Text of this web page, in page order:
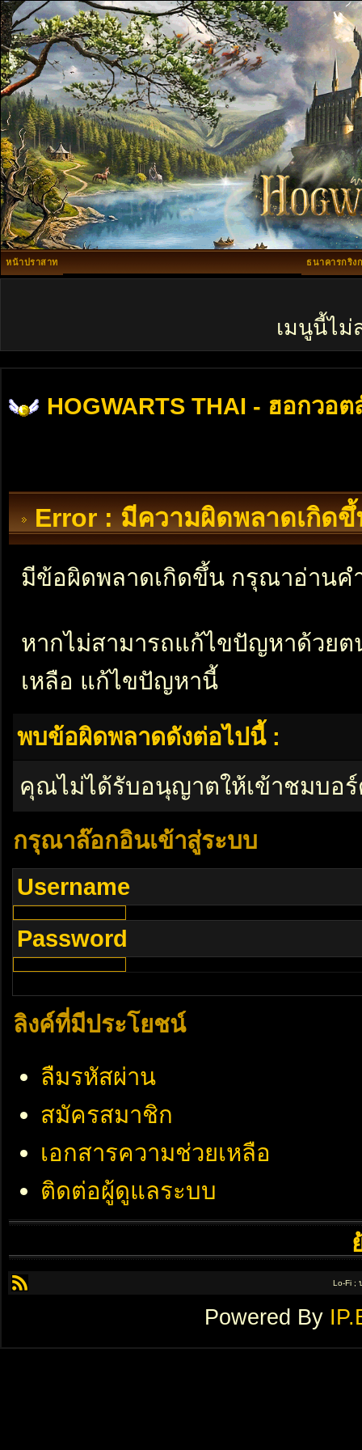
หน้าปราสาท ธนาคารกริง
เมนูนี้ไม่
HOGWARTS THAI - ฮอกวอต
Error : มีความผิดพลาดเกิดขึ้
มีข้อผิดพลาดเกิดขึ้น กรุณาอ่านค
หากไม่สามารถแก้ไขปัญหาด้วย
เหลือ แก้ไขปัญหานี้
พบข้อผิดพลาดดังต่อไปนี้ :
คุณไม่ได้รับอนุญาตให้เข้าชมบอ
กรุณาล๊อกอินเข้าสู่ระบบ
Username
Password
ลิงค์ที่มีประโยชน์
ลืมรหัสผ่าน
สมัครสมาชิก
เอกสารความช่วยเหลือ
ติดต่อผู้ดูแลระบบ
Lo-Fi ;
Powered By